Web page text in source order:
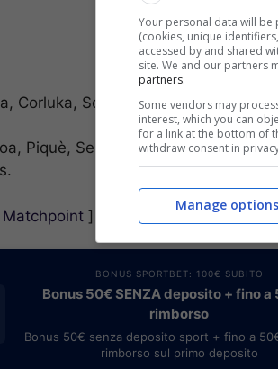
Corluka, Schildenfeld, Strinic,
Piquè, Sergio Ramos, Jordi Alba,
Matchpoint ] – • [ 1.65,
BONUS SPORTBET: 100€ SUBITO
Bonus 50€ SENZA deposito + fino a
rimborso
Bonus 50€ senza deposito sport + fino a
rimborso sul primo deposito
Your personal data will
(cookies, unique
accessed by and shared
site. We and our partners
partners.
Some vendors may
interest, which you can
for a link at the bottom of
withdraw consent in
Manage options